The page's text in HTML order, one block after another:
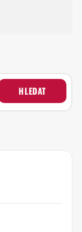
HLEDAT